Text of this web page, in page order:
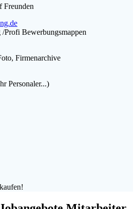
Freunden
Profi Bewerbungsmappen
Firmenarchive
Personaler...)